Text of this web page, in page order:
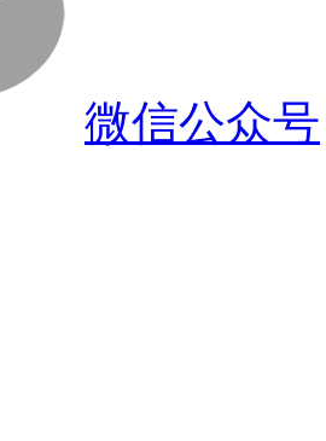
微信公众号